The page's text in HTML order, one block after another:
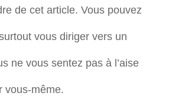
de cet article. Vous pouvez
vous diriger vers un
ne vous sentez pas à l’aise
vous-même.